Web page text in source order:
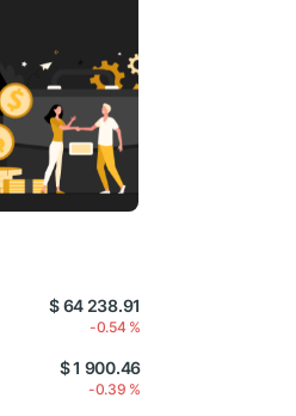
$ 64 238.91
-0.54 %
$ 1 900.46
-0.39 %